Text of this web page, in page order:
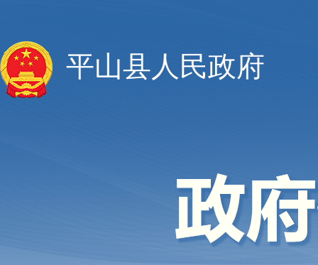
平山县人民政府